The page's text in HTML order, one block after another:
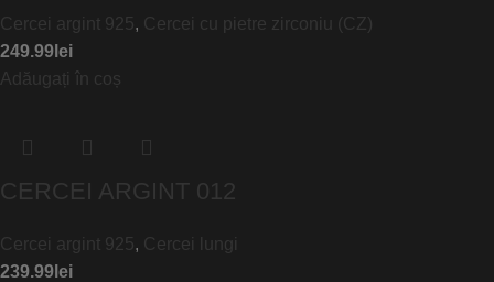
Cercei argint 925, Cercei cu pietre zirconiu (CZ)
249.99 lei
Adăugați în coș
CERCEI ARGINT 012
Cercei argint 925, Cercei lungi
239.99 lei